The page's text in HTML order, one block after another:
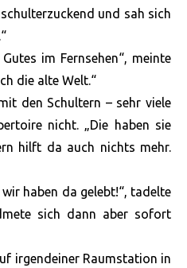
und sah sich
im Fernsehen“, meinte
die alte Welt.“
den Schultern – sehr viele
nicht. „Die haben sie
hilft da auch nichts mehr.
haben da gelebt!“, tadelte
sich dann aber sofort
irgendeiner Raumstation in